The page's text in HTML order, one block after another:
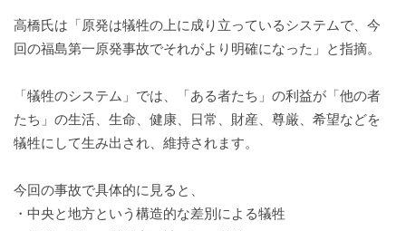
高橋氏は「原発は犠牲の上に成り立っているシステムで、今
回の福島第一原発事故でそれがより明確になった」と指摘。
「犠牲のシステム」では、「ある者たち」の利益が「他の者
たち」の生活、生命、健康、日常、財産、尊厳、希望などを
犠牲にして生み出され、維持されます。
今回の事故で具体的に見ると、
・中央と地方という構造的な差別による犠牲